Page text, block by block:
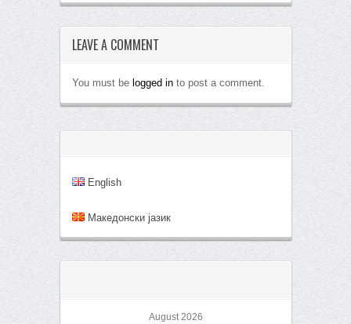
LEAVE A COMMENT
You must be logged into post a comment.
English
Mакедонски јазик
August 2026